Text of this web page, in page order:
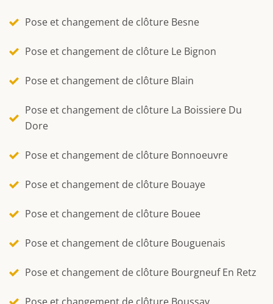
Pose et changement de clôture Besne
Pose et changement de clôture Le Bignon
Pose et changement de clôture Blain
Pose et changement de clôture La Boissiere Du
Dore
Pose et changement de clôture Bonnoeuvre
Pose et changement de clôture Bouaye
Pose et changement de clôture Bouee
Pose et changement de clôture Bouguenais
Pose et changement de clôture Bourgneuf En Retz